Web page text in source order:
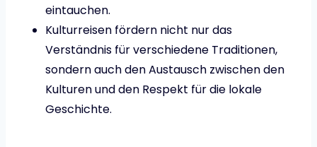
eintauchen.
Kulturreisen fördern nicht nur das
Verständnis für verschiedene Traditionen,
sondern auch den Austausch zwischen den
Kulturen und den Respekt für die lokale
Geschichte.